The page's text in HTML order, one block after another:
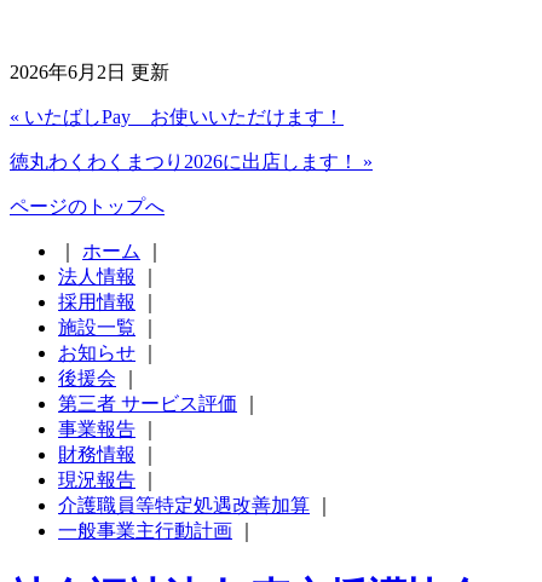
2026年6月2日 更新
« いたばしPay お使いいただけます！
徳丸わくわくまつり2026に出店します！ »
ページのトップへ
ホーム
法人情報
採用情報
施設一覧
お知らせ
後援会
第三者 サービス評価
事業報告
財務情報
現況報告
介護職員等特定処遇改善加算
一般事業主行動計画